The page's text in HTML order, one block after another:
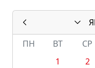
ПН
ВТ СР
1
2